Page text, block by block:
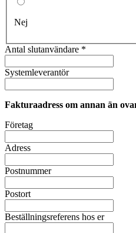
Nej
Antal slutanvändare *
Systemleverantör
Fakturaadress om annan än
Företag
Adress
Postnummer
Postort
Beställningsreferens hos er